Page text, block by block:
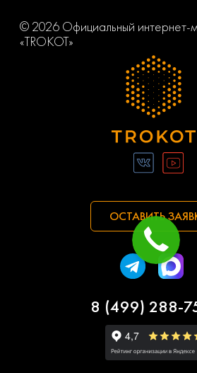
© 2026 Официальный интернет-
«TROKOT»
ОСТАВИТЬ
8 (499) 288-